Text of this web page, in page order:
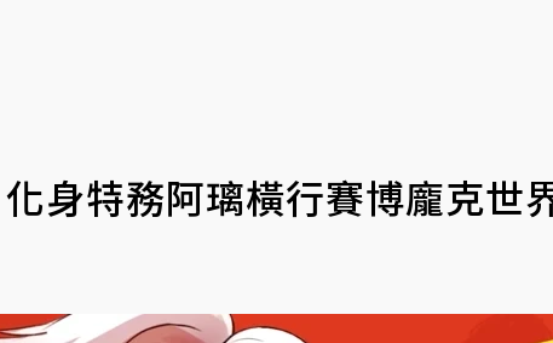
身特務阿璃橫行賽博龐克世